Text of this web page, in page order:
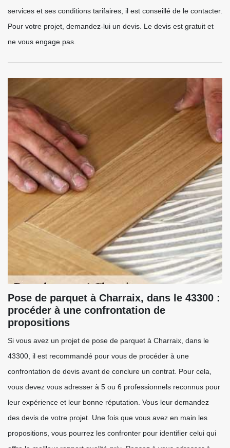
services et ses conditions tarifaires, il est conseillé de le contacter.
Pour votre projet, demandez-lui un devis. Le devis est gratuit et
ne vous engage pas.
Pose de parquet à Charraix, dans le 43300 :
procéder à une confrontation de
propositions
Si vous avez un projet de pose de parquet à Charraix, dans le
43300, il est recommandé pour vous de procéder à une
confrontation de devis avant de conclure un contrat. Pour cela,
vous devez vous adresser à 5 ou 6 professionnels reconnus pour
leur expérience et leur bonne réputation. Vous leur demandez
des devis de votre projet. Une fois que vous avez en main les
propositions, vous pourrez les confronter pour identifier celui qui